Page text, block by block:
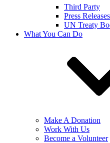
Third Party
Press Releases
UN Treaty
What You Can Do
Make A Donation
Work With Us
Become a Volunteer